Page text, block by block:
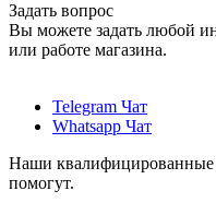
Задать вопрос
Вы можете задать любой
или работе магазина.
Telegram Чат
Whatsapp Чат
Наши квалифицированные
помогут.